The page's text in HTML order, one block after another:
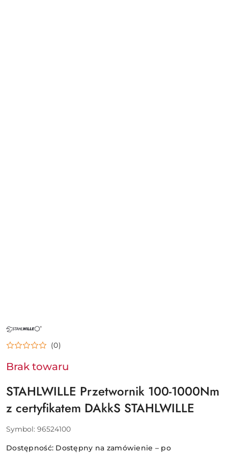
NAZWA
PRODUCENTA:
STAHLWILLE
(0)
Brak towaru
STAHLWILLE Przetwornik 100-1000Nm
z certyfikatem DAkkS STAHLWILLE
Symbol: 96524100
Dostępność: Dostępny na zamówienie – po